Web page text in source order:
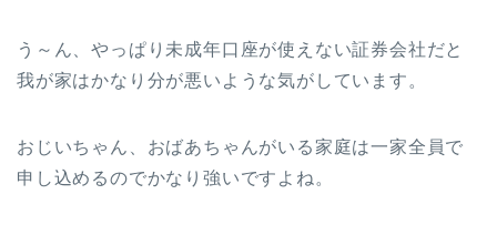
う～ん、やっぱり未成年口座が使えない証券会社だと
我が家はかなり分が悪いような気がしています。
おじいちゃん、おばあちゃんがいる家庭は一家全員で
申し込めるのでかなり強いですよね。